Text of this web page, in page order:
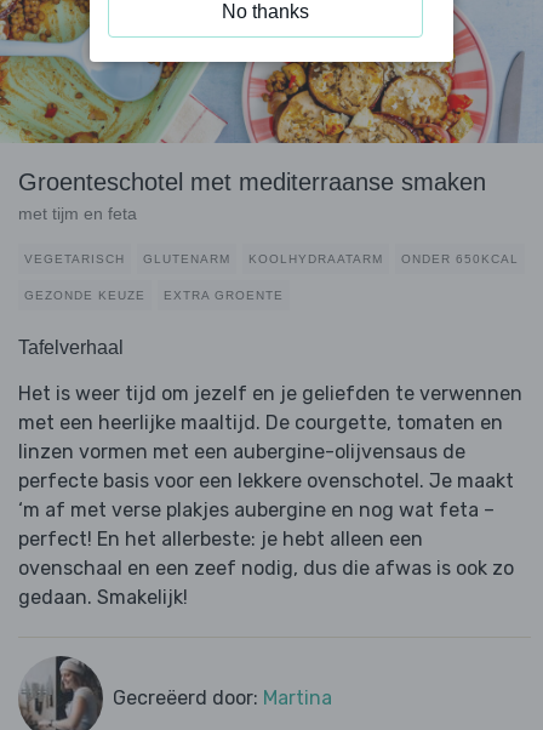
Groenteschotel met mediterraanse smaken
met tijm en feta
VEGETARISCH GLUTENARM KOOLHYDRAATARM ONDER 650KCAL
GEZONDE KEUZE EXTRA GROENTE
Tafelverhaal
Het is weer tijd om jezelf en je geliefden te verwennen
met een heerlijke maaltijd. De courgette, tomaten en
linzen vormen met een aubergine-olijvensaus de
perfecte basis voor een lekkere ovenschotel. Je maakt
‘m af met verse plakjes aubergine en nog wat feta –
perfect! En het allerbeste: je hebt alleen een
ovenschaal en een zeef nodig, dus die afwas is ook zo
gedaan. Smakelijk!
Gecreëerd door: Martina
No thanks